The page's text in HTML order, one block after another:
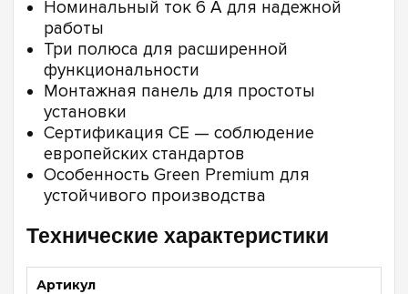
Номинальный ток 6 А для надежной
работы
Три полюса для расширенной
функциональности
Монтажная панель для простоты
установки
Сертификация CE — соблюдение
европейских стандартов
Особенность Green Premium для
устойчивого производства
Технические характеристики
Артикул